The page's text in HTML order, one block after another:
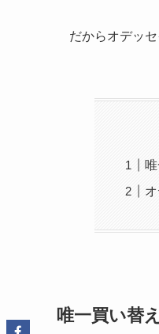
だからオデッ
唯一買い替